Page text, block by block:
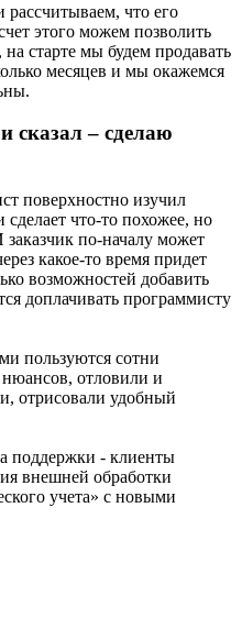
что его
этого можем позволить
старте мы будем продавать
месяцев и мы окажемся
сказал – сделаю
поверхностно изучил
что-то похожее, но
по-началу может
какое-то время придет
возможностей добавить
доплачивать программисту
пользуются сотни
отловили и
отрисовали удобный
поддержки - клиенты
внешней обработки
учета» с новыми